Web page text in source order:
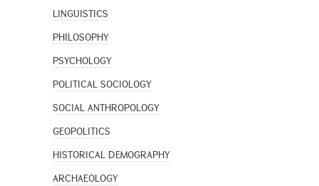
LINGUISTICS
PHILOSOPHY
PSYCHOLOGY
POLITICAL SOCIOLOGY
SOCIAL ANTHROPOLOGY
GEOPOLITICS
HISTORICAL DEMOGRAPHY
ARCHAEOLOGY